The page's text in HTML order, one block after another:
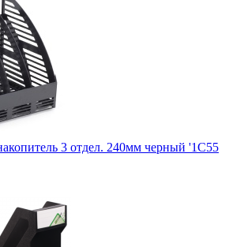
3 отдел. 240мм черный '1С55